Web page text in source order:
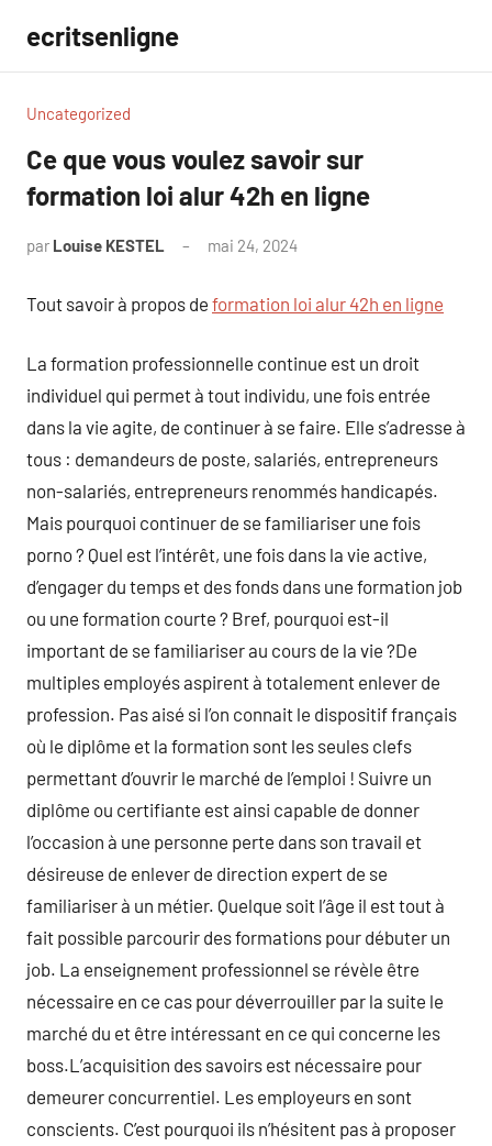
contenu
ecritsenligne
Uncategorized
Ce que vous voulez savoir sur
formation loi alur 42h en ligne
par Louise KESTEL mai 24, 2024
Tout savoir à propos de formation loi alur 42h en ligne
La formation professionnelle continue est un droit
individuel qui permet à tout individu, une fois entrée
dans la vie agite, de continuer à se faire. Elle s’adresse à
tous : demandeurs de poste, salariés, entrepreneurs
non-salariés, entrepreneurs renommés handicapés.
Mais pourquoi continuer de se familiariser une fois
porno ? Quel est l’intérêt, une fois dans la vie active,
d’engager du temps et des fonds dans une formation job
ou une formation courte ? Bref, pourquoi est-il
important de se familiariser au cours de la vie ?De
multiples employés aspirent à totalement enlever de
profession. Pas aisé si l’on connait le dispositif français
où le diplôme et la formation sont les seules clefs
permettant d’ouvrir le marché de l’emploi ! Suivre un
diplôme ou certifiante est ainsi capable de donner
l’occasion à une personne perte dans son travail et
désireuse de enlever de direction expert de se
familiariser à un métier. Quelque soit l’âge il est tout à
fait possible parcourir des formations pour débuter un
job. La enseignement professionnel se révèle être
nécessaire en ce cas pour déverrouiller par la suite le
marché du et être intéressant en ce qui concerne les
boss.L’acquisition des savoirs est nécessaire pour
demeurer concurrentiel. Les employeurs en sont
conscients. C’est pourquoi ils n’hésitent pas à proposer